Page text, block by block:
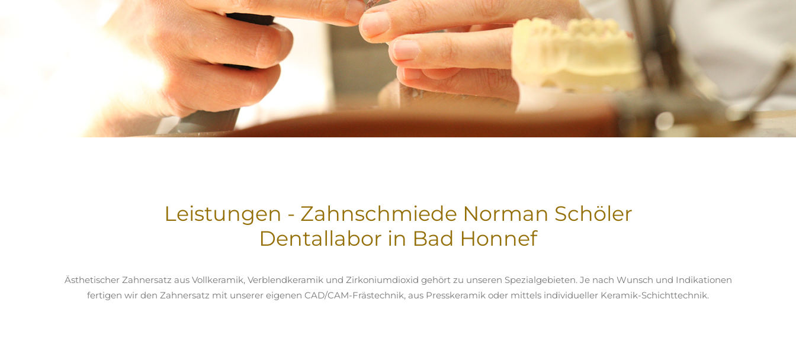
Leistungen - Zahnschmiede Norman Schöler
Dentallabor in Bad Honnef
Ästhetischer Zahnersatz aus Vollkeramik, Verblendkeramik und Zirkoniumdioxid gehört zu unseren Spezialgebieten. Je nach Wunsch und Indikationen
fertigen wir den Zahnersatz mit unserer eigenen CAD/CAM-Frästechnik, aus Presskeramik oder mittels individueller Keramik-Schichttechnik.